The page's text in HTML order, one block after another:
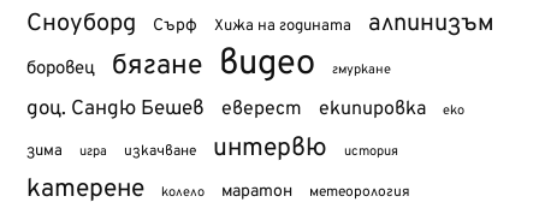
Сноуборд Сърф Хижа на годината алпинизъм
боровец бягане видео гмуркане
доц. Сандю Бешев еверест екипировка еко
зима игра изкачване интервю история
катерене колело маратон метеорология